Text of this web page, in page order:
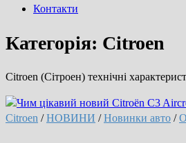
Контакти
Категорія: Citroen
Citroen (Сітроен) технічні
Citroen /НОВИНИ /Новинки авто /